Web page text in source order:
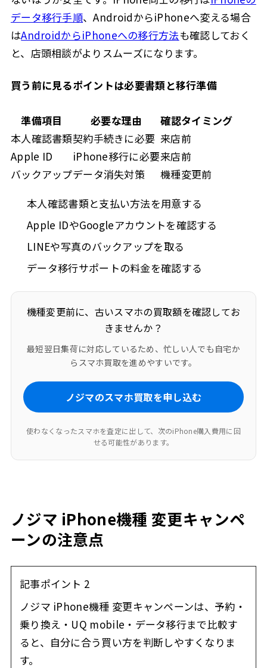
データ移行手順、AndroidからiPhoneへ変える場合
はAndroidからiPhoneへの移行方法も確認しておく
と、店頭相談がよりスムーズになります。
買う前に見るポイントは必要書類と移行準備
準備項目 必要な理由
確認タイミング
本人確認書類契約手続きに必要 来店前
Apple ID
iPhone移行に必要来店前
バックアップデータ消失対策
機種変更前
本人確認書類と支払い方法を用意する
Apple IDやGoogleアカウントを確認する
LINEや写真のバックアップを取る
データ移行サポートの料金を確認する
機種変更前に、古いスマホの買取額を確認してお
きませんか？
最短翌日集荷に対応しているため、忙しい人でも自宅か
らスマホ買取を進めやすいです。
ノジマのスマホ買取を申し込む
使わなくなったスマホを査定に出して、次のiPhone購入費用に回
せる可能性があります。
ノジマ iPhone機種 変更キャンペ
ーンの注意点
記事ポイント 2
ノジマ iPhone機種 変更キャンペーンは、予約・
乗り換え・UQ mobile・データ移行まで比較す
ると、自分に合う買い方を判断しやすくなりま
す。